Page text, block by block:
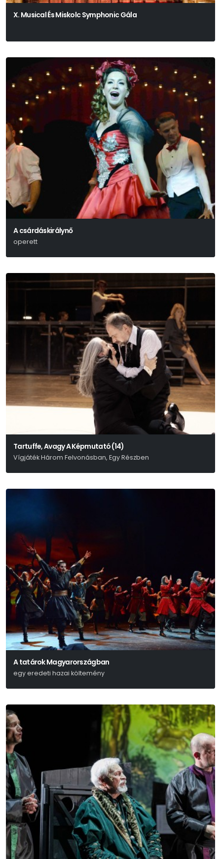
X. Musical És Miskolc Symphonic Gála
A csárdáskirálynő
operett
Tartuffe, Avagy A Képmutató (14)
Vígjáték Három Felvonásban, Egy Részben
A tatárok Magyarországban
egy eredeti hazai költemény